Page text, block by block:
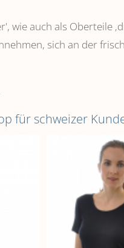
wie auch als Oberteile
sich an der
für schweizer